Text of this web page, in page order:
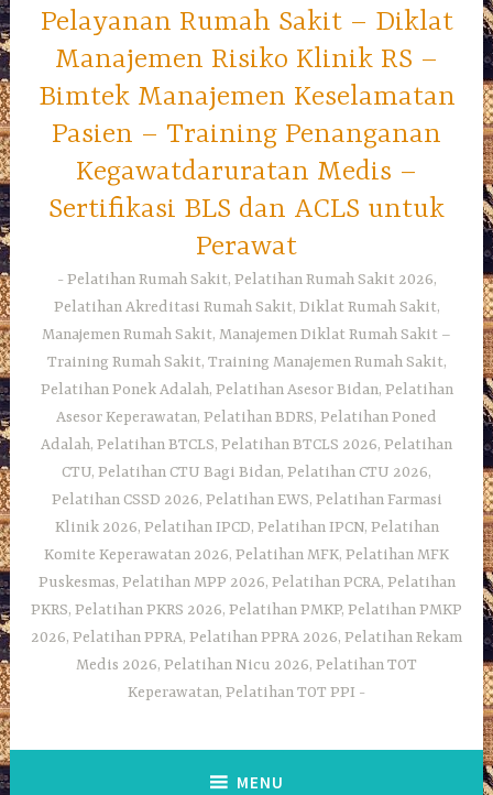
Pelayanan Rumah Sakit – Diklat
Manajemen Risiko Klinik RS –
Bimtek Manajemen Keselamatan
Pasien – Training Penanganan
Kegawatdaruratan Medis –
Sertifikasi BLS dan ACLS untuk
Perawat
Pelatihan Rumah Sakit, Pelatihan Rumah Sakit 2026,
Pelatihan Akreditasi Rumah Sakit, Diklat Rumah Sakit,
Manajemen Rumah Sakit, Manajemen Diklat Rumah Sakit –
Training Rumah Sakit, Training Manajemen Rumah Sakit,
Pelatihan Ponek Adalah, Pelatihan Asesor Bidan, Pelatihan
Asesor Keperawatan, Pelatihan BDRS, Pelatihan Poned
Adalah, Pelatihan BTCLS, Pelatihan BTCLS 2026, Pelatihan
CTU, Pelatihan CTU Bagi Bidan, Pelatihan CTU 2026,
Pelatihan CSSD 2026, Pelatihan EWS, Pelatihan Farmasi
Klinik 2026, Pelatihan IPCD, Pelatihan IPCN, Pelatihan
Komite Keperawatan 2026, Pelatihan MFK, Pelatihan MFK
Puskesmas, Pelatihan MPP 2026, Pelatihan PCRA, Pelatihan
PKRS, Pelatihan PKRS 2026, Pelatihan PMKP, Pelatihan PMKP
2026, Pelatihan PPRA, Pelatihan PPRA 2026, Pelatihan Rekam
Medis 2026, Pelatihan Nicu 2026, Pelatihan TOT
Keperawatan, Pelatihan TOT PPI
MENU